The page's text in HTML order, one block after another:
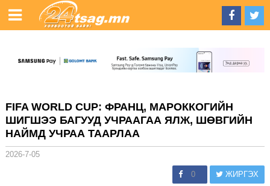
FIFA WORLD CUP: ФРАНЦ, МАРОККОГИЙН
ШИГШЭЭ БАГУУД УЧРААГАА ЯЛЖ, ШӨВГИЙН
НАЙМД УЧРАА ТААРЛАА
2026-7-05
0 ЖИРГЭХ